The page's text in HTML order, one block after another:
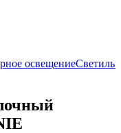
освещение